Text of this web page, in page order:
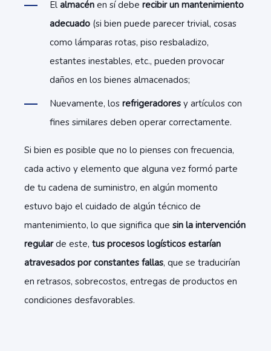
El almacén en sí debe recibir un mantenimiento
adecuado (si bien puede parecer trivial, cosas
como lámparas rotas, piso resbaladizo,
estantes inestables, etc., pueden provocar
daños en los bienes almacenados;
Nuevamente, los refrigeradores y artículos con
fines similares deben operar correctamente.
Si bien es posible que no lo pienses con frecuencia,
cada activo y elemento que alguna vez formó parte
de tu cadena de suministro, en algún momento
estuvo bajo el cuidado de algún técnico de
mantenimiento, lo que significa que sin la intervención
regularde este, tus procesos logísticos estarían
atravesados por constantes fallas, que se traducirían
en retrasos, sobrecostos, entregas de productos en
condiciones desfavorables.